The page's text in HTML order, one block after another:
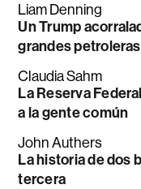
Liam Denning
Un Trump
grandes petroleras
Claudia Sahm
La Reserva
a la gente común
John Authers
La historia de dos
tercera